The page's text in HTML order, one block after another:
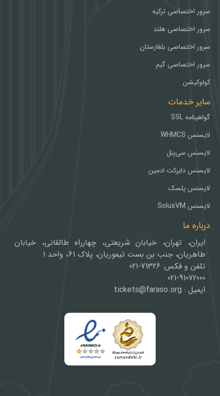
سرور اختصاصی ترکیه
سرور اختصاصی هلند
سرور اختصاصی بلغارستان
سرور اختصاصی گیم
کولوکیشن
سایر خدمات
گواهینامه SSL
لایسنس WHMCS
لایسنس سی‌پنل
لایسنس دایرکت ادمین
لایسنس پلسک
لایسنس SolusVM
درباره ما
ایران، تهران، خیابان شریعتی، چهارراه طالقانی، خیابان
طاهریان، جنب بن بست تیموریان، پلاک 61، واحد 1
تلفن و فکس: 71326-021
021-91072000
ایمیل : tickets@faraso.org